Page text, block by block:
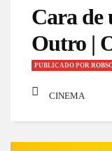
Cara de
Outro |
PUBLICADO POR
CINEMA